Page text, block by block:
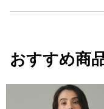
タンブル乾燥が
脱水後、つり干し
サイズ
34
おすすめ商